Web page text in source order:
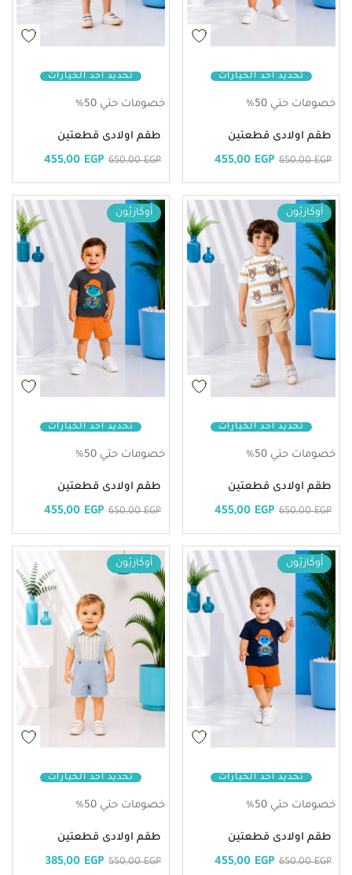
تحديد أحد الخيارات
خصومات حتي 50%
طقم اولادى قطعتين
650,00EGP
455,00 EGP
تحديد أحد الخيارات
خصومات حتي 50%
طقم اولادى قطعتين
650,00EGP
455,00 EGP
تحديد أحد الخيارات
أُوكَازيُون
خصومات حتي 50%
طقم اولادى قطعتين
650,00EGP
455,00 EGP
تحديد أحد الخيارات
أُوكَازيُون
خصومات حتي 50%
طقم اولادى قطعتين
650,00EGP
455,00 EGP
تحديد أحد الخيارات
أُوكَازيُون
خصومات حتي 50%
طقم اولادى قطعتين
650,00EGP
455,00 EGP
تحديد أحد الخيارات
أُوكَازيُون
خصومات حتي 50%
طقم اولادى قطعتين
550,00EGP
385,00 EGP